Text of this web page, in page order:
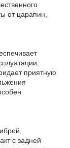
от царапин,
приятную
с задней